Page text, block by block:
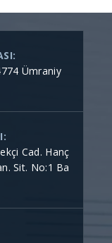
Ümraniy
Cad. Hanç
Sit. No:1 Ba